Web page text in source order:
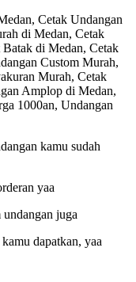
kamu sudah
yaa
juga
dapatkan, yaa